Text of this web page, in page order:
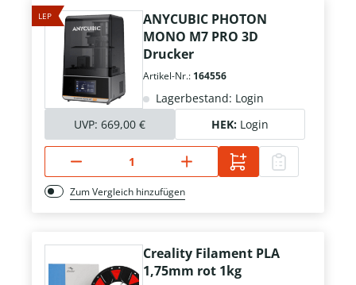
LEP
ANYCUBIC PHOTON
MONO M7 PRO 3D
Drucker
Artikel-Nr.: 164556
Lagerbestand: Login
UVP: 669,00 € HEK: Login
Zum Vergleich hinzufügen
Creality Filament PLA
1,75mm rot 1kg